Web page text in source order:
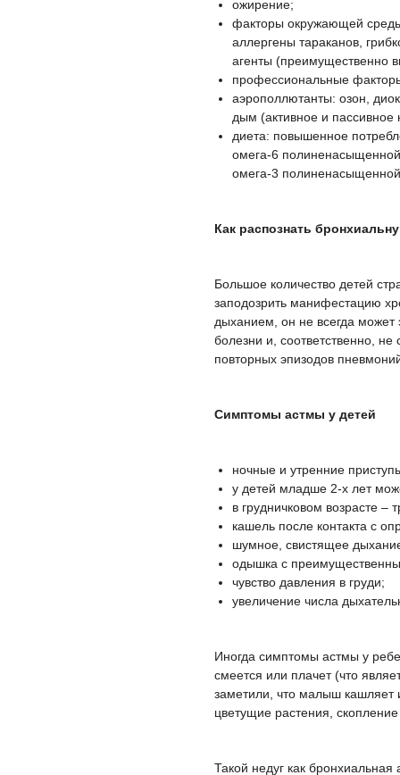
ожирение;
факторы окружающей
аллергены тараканов,
агенты (преимущественно
профессиональные
аэрополлютанты: озон,
дым (активное и пассивное
диета: повышенное
омега-6
омега-3
Как распознать
Большое количество детей
заподозрить манифестацию
дыханием, он не всегда может
болезни и, соответственно,
повторных эпизодов
Симптомы астмы у детей
ночные и утренние
у детей младше 2-х лет
в грудничковом возрасте –
кашель после контакта с
шумное, свистящее
одышка с
чувство давления в груди;
увеличение числа
Иногда симптомы астмы у
смеется или плачет (что
заметили, что малыш кашляет
цветущие растения,
Такой недуг как